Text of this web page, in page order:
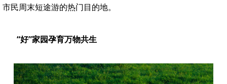
市民周末短途游的热门目的地。
“好”家园孕育万物共生